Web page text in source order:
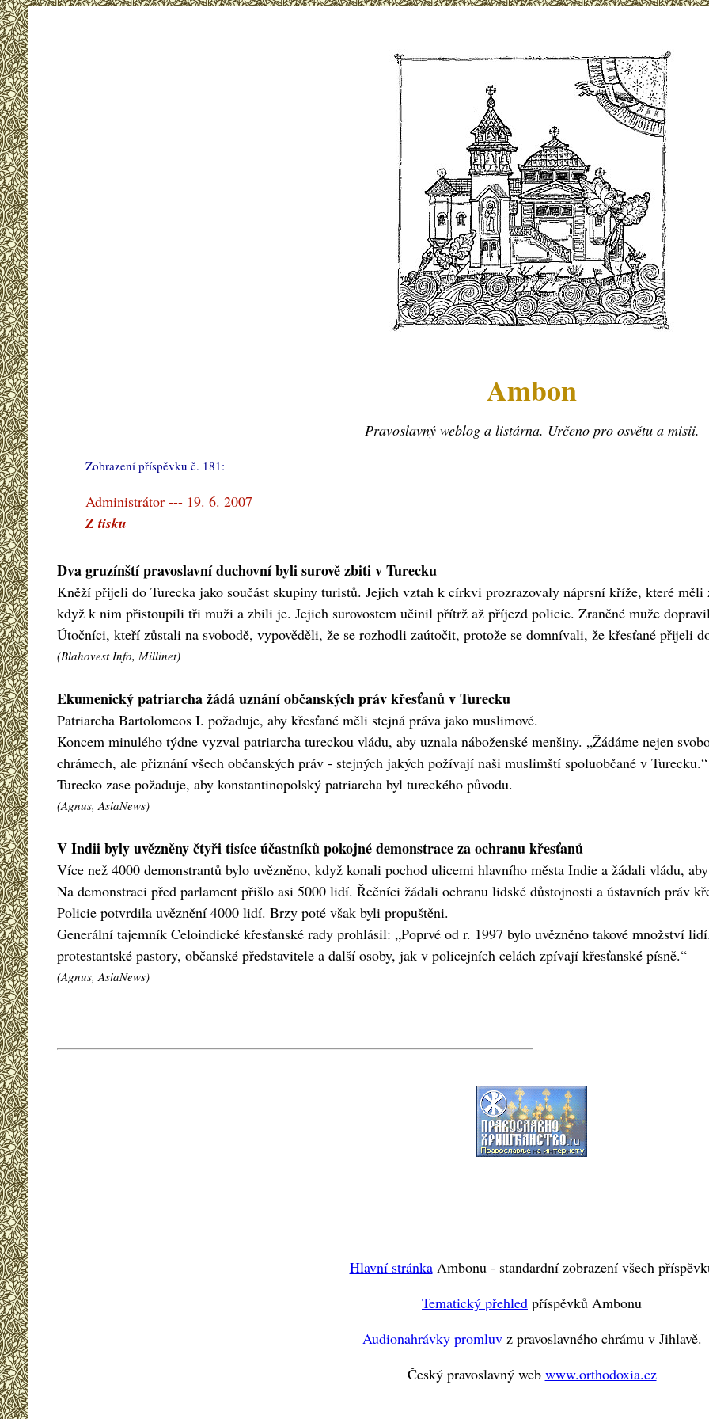
Ambon
Pravoslavný weblog a listárna. Určeno pro osvětu a misii.
Zobrazení příspěvku č. 181:
Administrátor --- 19. 6. 2007
Z tisku
Dva gruzínští pravoslavní duchovní byli surově zbiti v Turecku
Kněží přijeli do Turecka jako součást skupiny turistů. Jejich vztah k církvi prozrazovaly náprsní kříže, které měli
když k nim přistoupili tři muži a zbili je. Jejich surovostem učinil přítrž až příjezd policie. Zraněné muže
Útočníci, kteří zůstali na svobodě, vypověděli, že se rozhodli zaútočit, protože se domnívali, že křesťané přijeli
(Blahovest Info, Millinet)
Ekumenický patriarcha žádá uznání občanských práv křesťanů v Turecku
Patriarcha Bartolomeos I. požaduje, aby křesťané měli stejná práva jako muslimové.
Koncem minulého týdne vyzval patriarcha tureckou vládu, aby uznala náboženské menšiny. „Žádáme nejen
chrámech, ale přiznání všech občanských práv - stejných jakých požívají naši muslimští spoluobčané v Turecku.“
Turecko zase požaduje, aby konstantinopolský patriarcha byl tureckého původu.
(Agnus, AsiaNews)
V Indii byly uvězněny čtyři tisíce účastníků pokojné demonstrace za ochranu křesťanů
Více než 4000 demonstrantů bylo uvězněno, když konali pochod ulicemi hlavního města Indie a žádali vládu,
Na demonstraci před parlament přišlo asi 5000 lidí. Řečníci žádali ochranu lidské důstojnosti a ústavních práv
Policie potvrdila uvěznění 4000 lidí. Brzy poté však byli propuštěni.
Generální tajemník Celoindické křesťanské rady prohlásil: „Poprvé od r. 1997 bylo uvězněno takové množství
protestantské pastory, občanské představitele a další osoby, jak v policejních celách zpívají křesťanské písně.“
(Agnus, AsiaNews)
Hlavní stránkaAmbonu - standardní zobrazení všech
Tematický přehled příspěvků Ambonu
Audionahrávky promluvz pravoslavného chrámu v Jihlavě.
Český pravoslavný web www.orthodoxia.cz